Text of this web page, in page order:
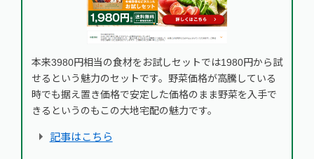
本来3980円相当の食材をお試しセットでは1980円から試
せるという魅力のセットです。野菜価格が高騰している
時でも据え置き価格で安定した価格のまま野菜を入手で
きるというのもこの大地宅配の魅力です。
記事はこちら